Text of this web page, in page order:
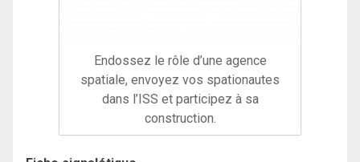
Endossez le rôle d’une agence
spatiale, envoyez vos spationautes
dans l’ISS et participez à sa
construction.